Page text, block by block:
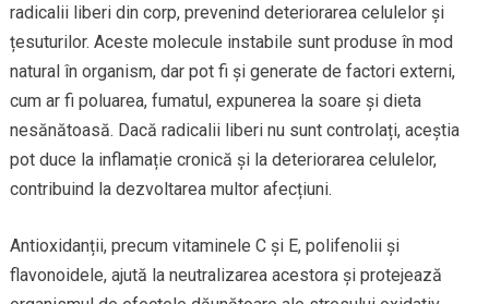
radicalii liberi din corp, prevenind deteriorarea celulelor și
țesuturilor. Aceste molecule instabile sunt produse în mod
natural în organism, dar pot fi și generate de factori externi,
cum ar fi poluarea, fumatul, expunerea la soare și dieta
nesănătoasă. Dacă radicalii liberi nu sunt controlați, aceștia
pot duce la inflamație cronică și la deteriorarea celulelor,
contribuind la dezvoltarea multor afecțiuni.
Antioxidanții, precum vitaminele C și E, polifenolii și
flavonoidele, ajută la neutralizarea acestora și protejează